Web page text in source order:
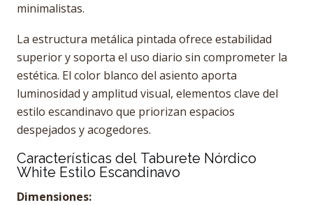
minimalistas.
La estructura metálica pintada ofrece estabilidad
superior y soporta el uso diario sin comprometer la
estética. El color blanco del asiento aporta
luminosidad y amplitud visual, elementos clave del
estilo escandinavo que priorizan espacios
despejados y acogedores.
Características del Taburete Nórdico
White Estilo Escandinavo
Dimensiones: